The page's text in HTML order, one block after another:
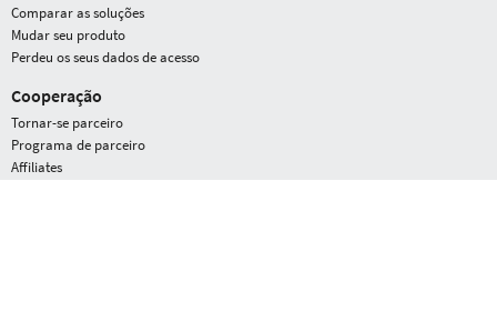
Comparar as soluções
Mudar seu produto
Perdeu os seus dados de acesso
Cooperação
Tornar-se parceiro
Programa de parceiro
Affiliates